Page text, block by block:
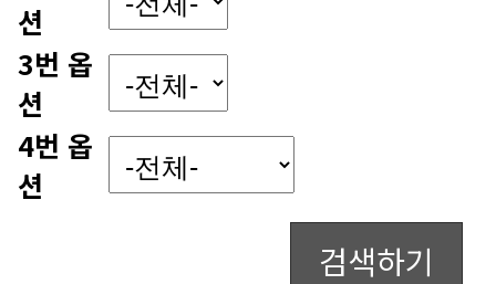
션
션
션
검색하기